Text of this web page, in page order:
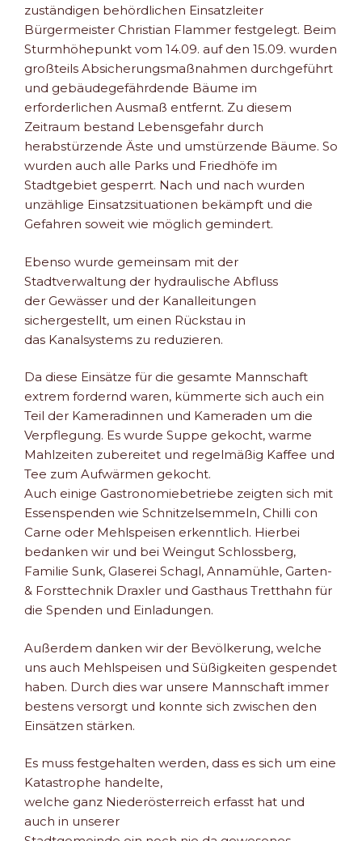
zuständigen behördlichen Einsatzleiter
Bürgermeister Christian Flammer festgelegt. Beim
Sturmhöhepunkt vom 14.09. auf den 15.09. wurden
großteils Absicherungsmaßnahmen durchgeführt
und gebäudegefährdende Bäume im
erforderlichen Ausmaß entfernt. Zu diesem
Zeitraum bestand Lebensgefahr durch
herabstürzende Äste und umstürzende Bäume. So
wurden auch alle Parks und Friedhöfe im
Stadtgebiet gesperrt. Nach und nach wurden
unzählige Einsatzsituationen bekämpft und die
Gefahren soweit wie möglich gemindert.
Ebenso wurde gemeinsam mit der
Stadtverwaltung der hydraulische Abfluss
der Gewässer und der Kanalleitungen
sichergestellt, um einen Rückstau in
das Kanalsystems zu reduzieren.
Da diese Einsätze für die gesamte Mannschaft
extrem fordernd waren, kümmerte sich auch ein
Teil der Kameradinnen und Kameraden um die
Verpflegung. Es wurde Suppe gekocht, warme
Mahlzeiten zubereitet und regelmäßig Kaffee und
Tee zum Aufwärmen gekocht.
Auch einige Gastronomiebetriebe zeigten sich mit
Essenspenden wie Schnitzelsemmeln, Chilli con
Carne oder Mehlspeisen erkenntlich. Hierbei
bedanken wir und bei Weingut Schlossberg,
Familie Sunk, Glaserei Schagl, Annamühle, Garten-
& Forsttechnik Draxler und Gasthaus Tretthahn für
die Spenden und Einladungen.
Außerdem danken wir der Bevölkerung, welche
uns auch Mehlspeisen und Süßigkeiten gespendet
haben. Durch dies war unsere Mannschaft immer
bestens versorgt und konnte sich zwischen den
Einsätzen stärken.
Es muss festgehalten werden, dass es sich um eine
Katastrophe handelte,
welche ganz Niederösterreich erfasst hat und
auch in unserer